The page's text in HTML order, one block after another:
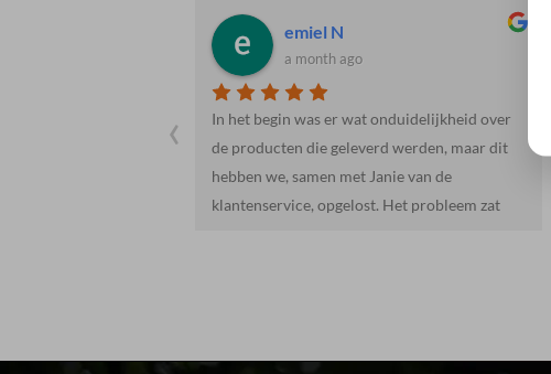
emiel N
a month ago
In het begin was er wat onduidelijkheid over
de producten die geleverd werden, maar dit
hebben we, samen met Janie van de
klantenservice, opgelost. Het probleem zat
‹